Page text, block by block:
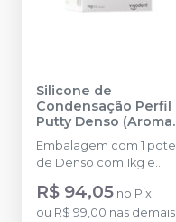
Silicone de
Condensação Perfil
Putty Denso (Aroma
Menta)
Embalagem com 1 pote
de Denso com 1kg e
R$ 94,05 no Pix
ou R$ 99,00 nas demais